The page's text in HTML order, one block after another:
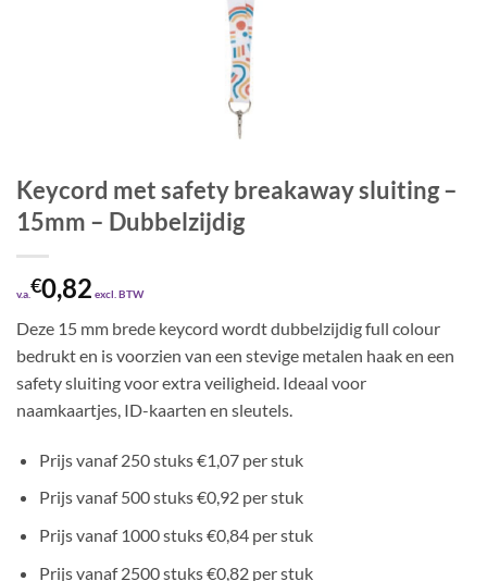
Keycord met safety breakaway sluiting –
15mm – Dubbelzijdig
v.a.€0,82 excl. BTW
Deze 15 mm brede keycord wordt dubbelzijdig full colour
bedrukt en is voorzien van een stevige metalen haak en een
safety sluiting voor extra veiligheid. Ideaal voor
naamkaartjes, ID-kaarten en sleutels.
Prijs vanaf 250 stuks €1,07 per stuk
Prijs vanaf 500 stuks €0,92 per stuk
Prijs vanaf 1000 stuks €0,84 per stuk
Prijs vanaf 2500 stuks €0,82 per stuk